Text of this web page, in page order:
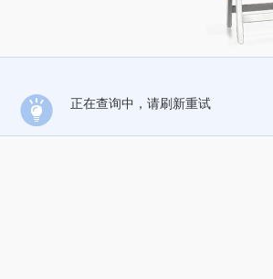
正在查询中，请刷新重试